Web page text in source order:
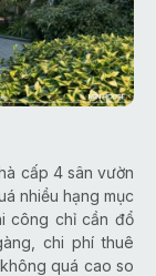
cấp 4 sân vườn
nhiều hạng mục
công chỉ cần đổ
chi phí thuê
quá cao so